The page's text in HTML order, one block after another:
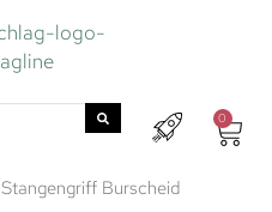
0
Stangengriff Burscheid